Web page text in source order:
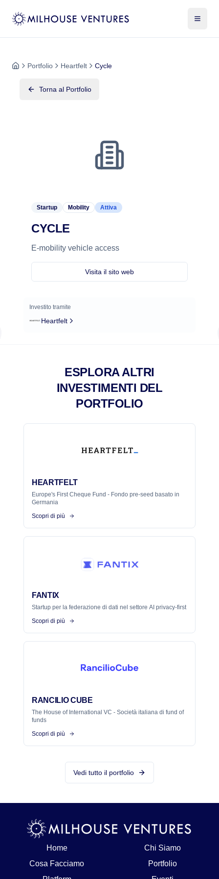
Portfolio Heartfelt Cycle
Torna al Portfolio
Startup Mobility Attiva
CYCLE
E-mobility vehicle access
Visita il sito web
Investito tramite
Heartfelt
ESPLORA ALTRI
INVESTIMENTI DEL
PORTFOLIO
HEARTFELT
Europe's First Cheque Fund - Fondo pre-seed basato in
Germania
Scopri di più
FANTIX
Startup per la federazione di dati nel settore AI privacy-first
Scopri di più
RANCILIO CUBE
The House of International VC - Società italiana di fund of
funds
Scopri di più
Vedi tutto il portfolio
Home
Chi Siamo
Cosa Facciamo
Portfolio